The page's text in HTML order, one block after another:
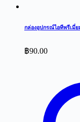
กล่องอุปกรณ์ไอทีพรีเมี่
฿90.00